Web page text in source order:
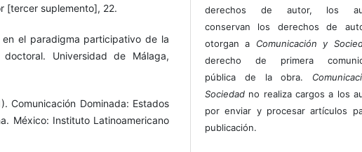
[tercer suplemento], 22.
el paradigma participativo de la
Universidad de Málaga,
Comunicación Dominada: Estados
México: Instituto Latinoamericano
derechos de autor, los
conservan los derechos de
otorgan a Comunicación y
derecho de primera
pública de la obra.
Sociedad no realiza cargos a los
por enviar y procesar artículos
publicación.